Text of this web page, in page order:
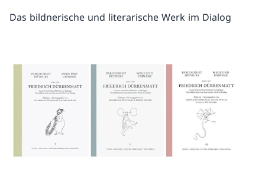
Das bildnerische und literarische Werk im Dialog